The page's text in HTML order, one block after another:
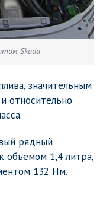
Skoda
значительным
относительно
рядный
объемом 1,4 литра,
132 Нм.